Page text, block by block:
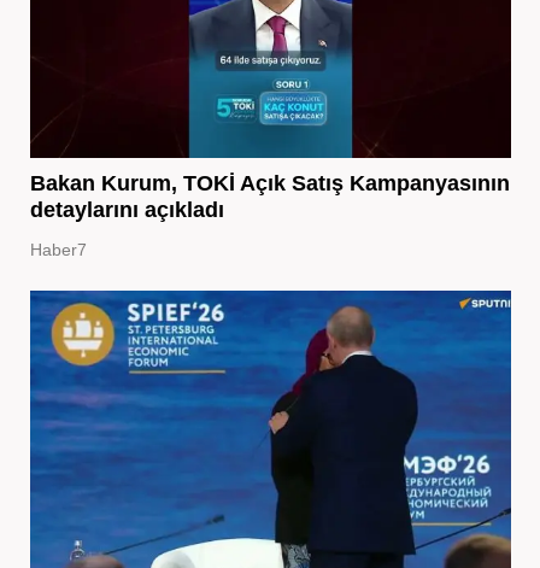
Bakan Kurum, TOKİ Açık Satış Kampanyasının
detaylarını açıkladı
Haber7